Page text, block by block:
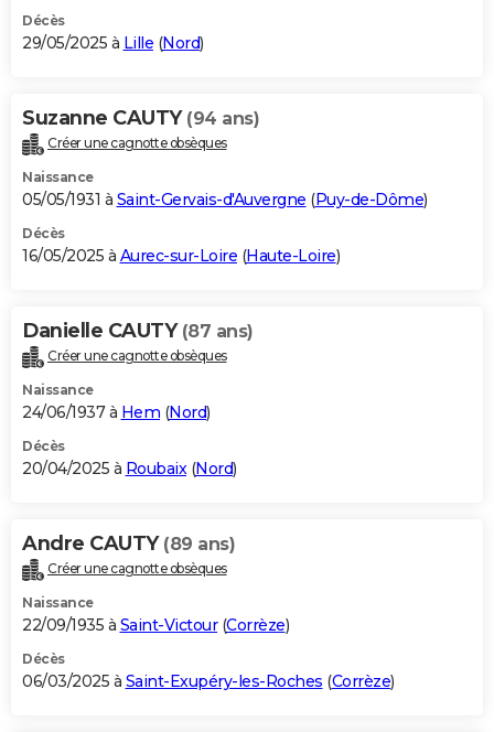
Décès
29/05/2025 à Lille (Nord)
Suzanne CAUTY (94 ans)
Créer une cagnotte obsèques
Naissance
05/05/1931 à Saint-Gervais-d'Auvergne (Puy-de-Dôme)
Décès
16/05/2025 à Aurec-sur-Loire (Haute-Loire)
Danielle CAUTY (87 ans)
Créer une cagnotte obsèques
Naissance
24/06/1937 à Hem (Nord)
Décès
20/04/2025 à Roubaix(Nord)
Andre CAUTY (89 ans)
Créer une cagnotte obsèques
Naissance
22/09/1935 à Saint-Victour(Corrèze)
Décès
06/03/2025 à Saint-Exupéry-les-Roches (Corrèze)